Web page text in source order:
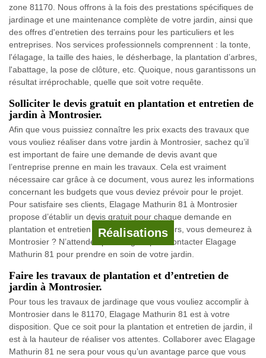
Réalisations
zone 81170. Nous offrons à la fois des prestations spécifiques de
jardinage et une maintenance complète de votre jardin, ainsi que
des offres d'entretien des terrains pour les particuliers et les
entreprises. Nos services professionnels comprennent : la tonte,
l'élagage, la taille des haies, le désherbage, la plantation d’arbres,
l'abattage, la pose de clôture, etc. Quoique, nous garantissons un
résultat irréprochable, quelle que soit votre requête.
Solliciter le devis gratuit en plantation et entretien de
jardin à Montrosier.
Afin que vous puissiez connaître les prix exacts des travaux que
vous vouliez réaliser dans votre jardin à Montrosier, sachez qu’il
est important de faire une demande de devis avant que
l’entreprise prenne en main les travaux. Cela est vraiment
nécessaire car grâce à ce document, vous aurez les informations
concernant les budgets que vous deviez prévoir pour le projet.
Pour satisfaire ses clients, Elagage Mathurin 81 à Montrosier
propose d’établir un devis gratuit pour chaque demande en
plantation et entretien de jardin à 81170. Alors, vous demeurez à
Montrosier ? N’attendez plus longtemps à contacter Elagage
Mathurin 81 pour prendre en soin de votre jardin.
Faire les travaux de plantation et d’entretien de
jardin à Montrosier.
Pour tous les travaux de jardinage que vous vouliez accomplir à
Montrosier dans le 81170, Elagage Mathurin 81 est à votre
disposition. Que ce soit pour la plantation et entretien de jardin, il
est à la hauteur de réaliser vos attentes. Collaborer avec Elagage
Mathurin 81 ne sera pour vous qu’un avantage parce que vous